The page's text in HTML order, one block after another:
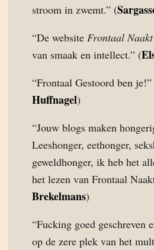
stroom in zwemt.” (
“De website Frontaal Naakt
van smaak en intellect.” (
“Frontaal Gestoord ben
Huffnagel)
“Jouw blogs maken
Leeshonger, eethonger,
geweldhonger, ik heb het
het lezen van Frontaal
Brekelmans)
“Fucking goed geschreven
op de zere plek van het